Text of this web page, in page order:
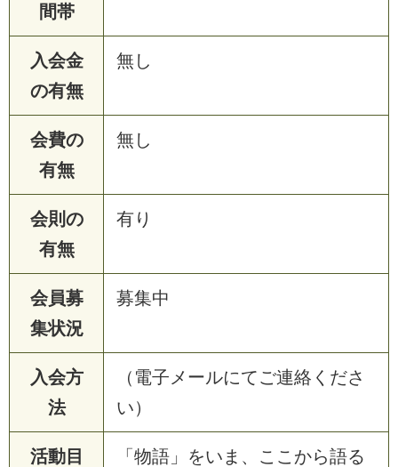
間帯
入会金
の有無
無し
会費の
有無
無し
会則の
有無
有り
会員募
集状況
募集中
入会方
法
（電子メールにてご連絡くださ
い）
活動目
「物語」をいま、ここから語る